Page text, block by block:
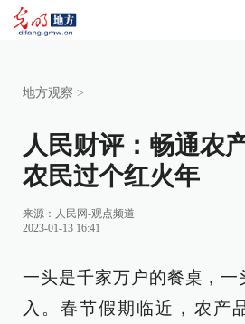
地方观察 >
人民财评：畅通农
农民过个红火年
来源： 人民网-观点频道
2023-01-13 16:41
一头是千家万户的餐桌，一
入。春节假期临近，农产